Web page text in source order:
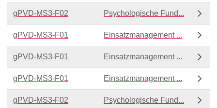
gPVD-MS3-F02 Psychologische Fund...
gPVD-MS3-F01 Einsatzmanagement ...
gPVD-MS3-F01 Einsatzmanagement ...
gPVD-MS3-F01 Einsatzmanagement ...
gPVD-MS3-F02 Psychologische Fund...